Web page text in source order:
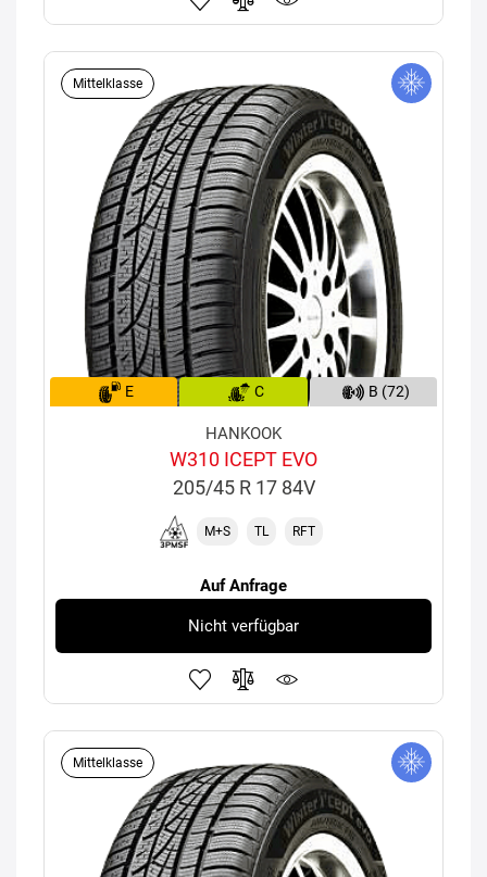
Mittelklasse
E C B (72)
HANKOOK
W310 ICEPT EVO
205/45 R 17 84V
M+S TL RFT
Auf Anfrage
Nicht verfügbar
Mittelklasse